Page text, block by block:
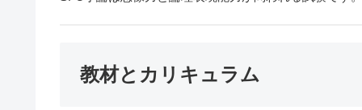
教材とカリキュラム